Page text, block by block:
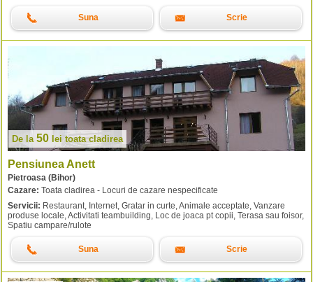
Suna Scrie
De la 50 lei toata cladirea
Pensiunea Anett
Pietroasa (Bihor)
Cazare: Toata cladirea - Locuri de cazare nespecificate
Servicii: Restaurant, Internet, Gratar in curte, Animale acceptate, Vanzare
produse locale, Activitati teambuilding, Loc de joaca pt copii, Terasa sau foisor,
Spatiu campare/rulote
Suna Scrie